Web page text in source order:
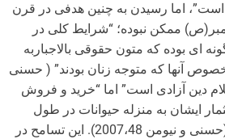
است”، اما رسیدن به چنین هدفی در قرن
ممکن نبوده؛ “شرایط کلی در
ای بوده که متون حقوقی بالاجباربه
خصوص آنها که متوجه زنان بودند” ( حسنی
“اسلام دین آزادی است” اما “خرید و فروش
ایشان به منزله حیوانات در طول
حیاتشان” را تحمل کرده (حسنی و نیومن 2007،48). این تسامح در